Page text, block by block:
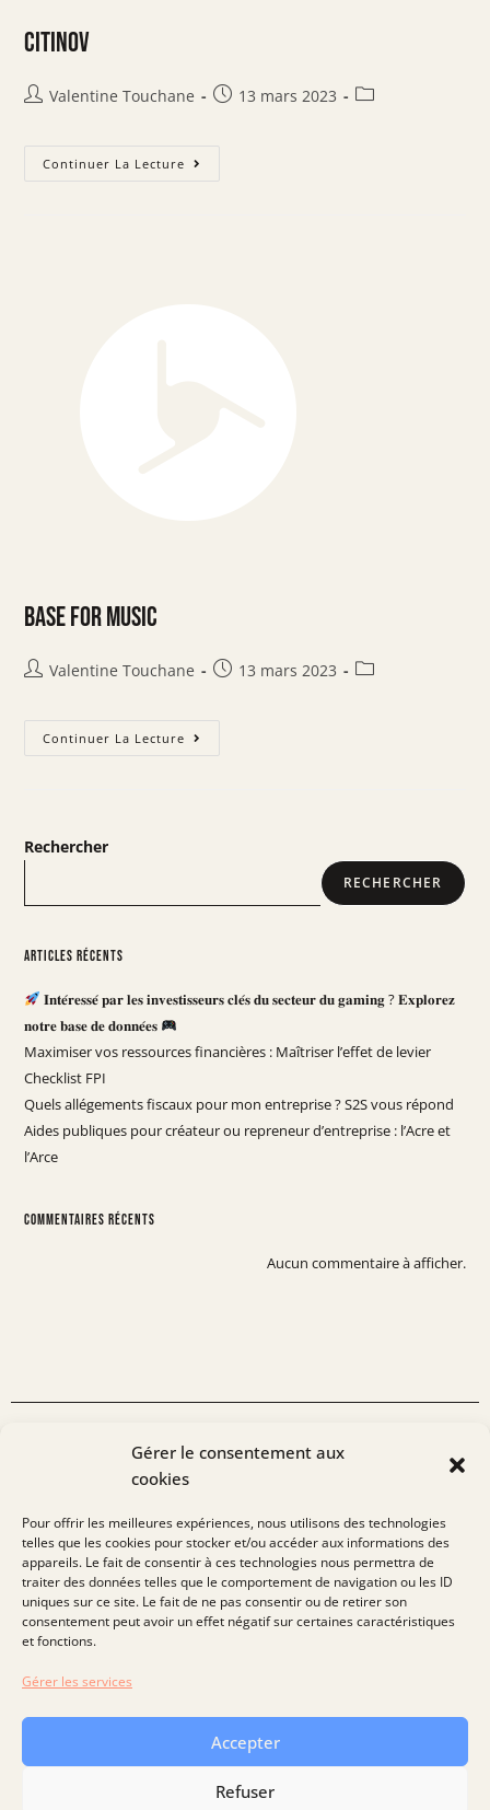
Gérer le consentement aux
cookies
Pour offrir les meilleures expériences, nous utilisons des technologies
telles que les cookies pour stocker et/ou accéder aux informations des
appareils. Le fait de consentir à ces technologies nous permettra de
traiter des données telles que le comportement de navigation ou les ID
uniques sur ce site. Le fait de ne pas consentir ou de retirer son
consentement peut avoir un effet négatif sur certaines caractéristiques
et fonctions.
Gérer les services
Accepter
Refuser
CITINOV
Valentine Touchane 13 mars 2023
Continuer La Lecture
Base For Music
Valentine Touchane 13 mars 2023
Continuer La Lecture
Rechercher
RECHERCHER
Articles récents
𝐈𝐧𝐭𝐞́𝐫𝐞𝐬𝐬𝐞́ 𝐩𝐚𝐫 𝐥𝐞𝐬 𝐢𝐧𝐯𝐞𝐬𝐭𝐢𝐬𝐬𝐞𝐮𝐫𝐬 𝐜𝐥𝐞́𝐬 𝐝𝐮 𝐬𝐞𝐜𝐭𝐞𝐮𝐫 𝐝𝐮 𝐠𝐚𝐦𝐢𝐧𝐠 ? 𝐄𝐱𝐩𝐥𝐨𝐫𝐞𝐳
𝐧𝐨𝐭𝐫𝐞 𝐛𝐚𝐬𝐞 𝐝𝐞 𝐝𝐨𝐧𝐧𝐞́𝐞𝐬
Maximiser vos ressources financières : Maîtriser l’effet de levier
Checklist FPI
Quels allégements fiscaux pour mon entreprise ? S2S vous répond
Aides publiques pour créateur ou repreneur d’entreprise : l’Acre et
l’Arce
Commentaires récents
Aucun commentaire à afficher.
L'EXPERTISE
Toujours curieux de découvrir de nouveaux projets et
d’adresser de nouveaux enjeux, nous serions ravis d’échanger
avec vous sur vos sujets de financement. N’hésitez pas à nous
contacter pour tout besoin !
Suivez-nous !